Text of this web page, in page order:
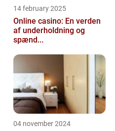
14 february 2025
Online casino: En verden
af underholdning og
spænd...
04 november 2024